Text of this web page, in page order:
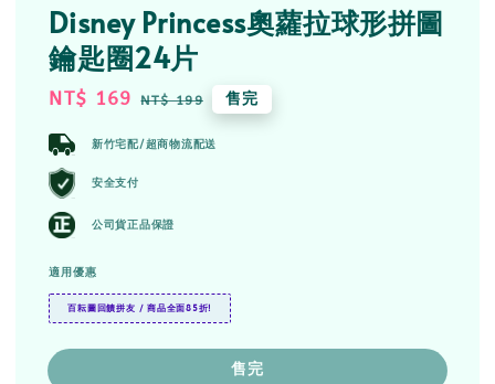
Disney Princess奧蘿拉球形拼圖
鑰匙圈24片
Sale
NT$ 169 Regular
NT$ 199 售完
新竹宅配/超商物流配送
安全支付
公司貨正品保證
適用優惠
百耘圖回饋拼友 / 商品全面85折!
售完